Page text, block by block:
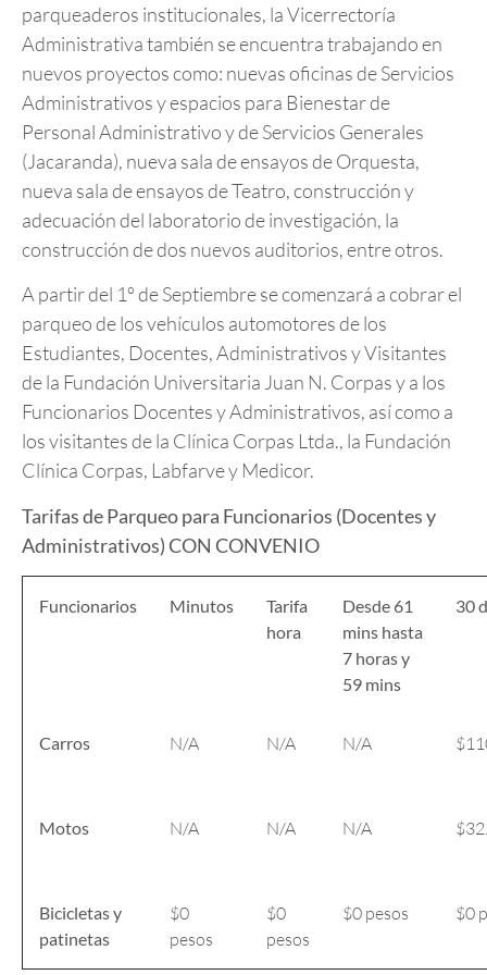
parqueaderos institucionales, la Vicerrectoría
Administrativa también se encuentra trabajando en
nuevos proyectos como: nuevas oficinas de Servicios
Administrativos y espacios para Bienestar de
Personal Administrativo y de Servicios Generales
(Jacaranda), nueva sala de ensayos de Orquesta,
nueva sala de ensayos de Teatro, construcción y
adecuación del laboratorio de investigación, la
construcción de dos nuevos auditorios, entre otros.
A partir del 1º de Septiembre se comenzará a cobrar el
parqueo de los vehículos automotores de los
Estudiantes, Docentes, Administrativos y Visitantes
de la Fundación Universitaria Juan N. Corpas y a los
Funcionarios Docentes y Administrativos, así como a
los visitantes de la Clínica Corpas Ltda., la Fundación
Clínica Corpas, Labfarve y Medicor.
Tarifas de Parqueo para Funcionarios (Docentes y
Administrativos) CON CONVENIO
Funcionarios Minutos
Tarifa
hora
Desde 61
mins hasta
7 horas y
59 mins
30
Carros N/A N/A N/A
Motos N/A N/A N/A
Bicicletas y
patinetas
$0
pesos
$0
pesos
$0 pesos $0